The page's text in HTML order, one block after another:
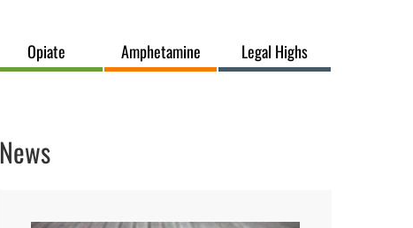
Opiate Amphetamine Legal Highs
News